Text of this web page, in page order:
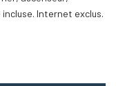
Internet exclus.